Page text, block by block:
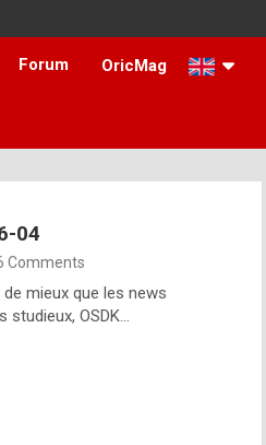
Forum OricMag
04
Comments
mieux que les news
studieux, OSDK…